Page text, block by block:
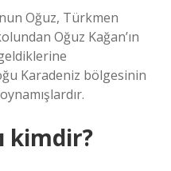
Oğuz, Türkmen
Oğuz Kağan’ın
Karadeniz bölgesinin
kimdir?